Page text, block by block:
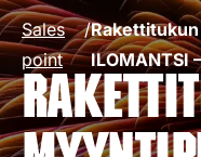
Sales
point
/Rakettitukun
ILOMANTSI